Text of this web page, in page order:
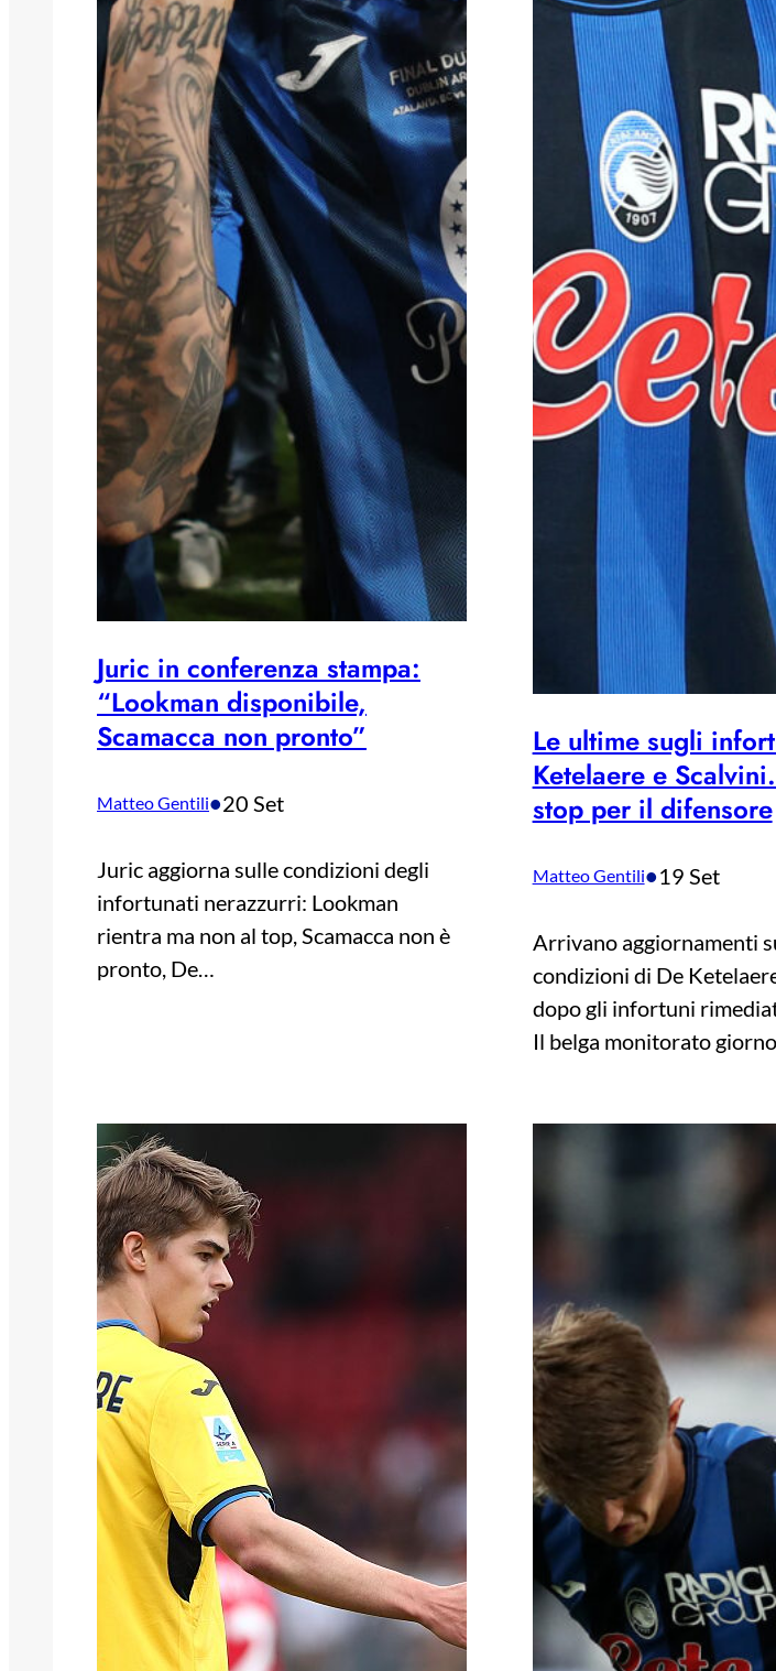
Juric in conferenza stampa:
“Lookman disponibile,
Scamacca non pronto”
Matteo Gentili•20 Set
Juric aggiorna sulle condizioni degli
infortunati nerazzurri: Lookman
rientra ma non al top, Scamacca non è
pronto, De…
Le ultime sugli
Ketelaere e
stop per il difensore
Matteo Gentili•19 Set
Arrivano aggiornamenti
condizioni di De
dopo gli infortuni
Il belga monitorato